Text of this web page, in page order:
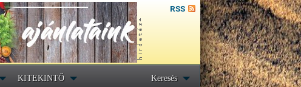
RSS
KITEKINTŐ Keresés